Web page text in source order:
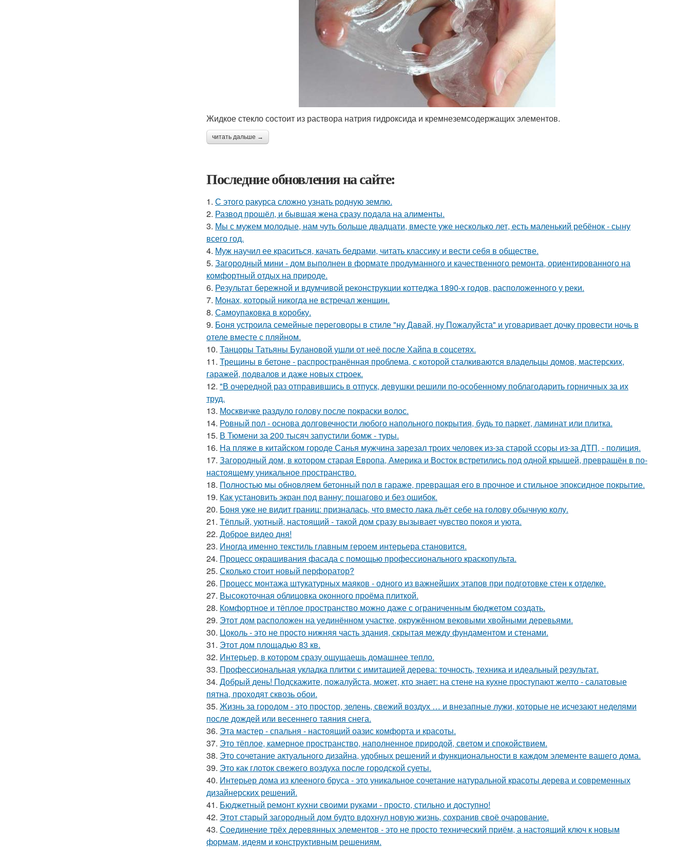
Жидкое стекло состоит из раствора натрия гидроксида и кремнеземсодержащих элементов.
читать дальше →
Последние обновления на сайте:
1. С этого ракурса сложно узнать родную землю.
2. Развод прошёл, и бывшая жена сразу подала на алименты.
3. Мы с мужем молодые, нам чуть больше двадцати, вместе уже несколько лет, есть маленький ребёнок - сыну
всего год.
4. Муж научил ее краситься, качать бедрами, читать классику и вести себя в обществе.
5. Загородный мини - дом выполнен в формате продуманного и качественного ремонта, ориентированного на
комфортный отдых на природе.
6. Результат бережной и вдумчивой реконструкции коттеджа 1890-х годов, расположенного у реки.
7. Монах, который никогда не встречал женщин.
8. Самоупаковка в коробку.
9. Боня устроила семейные переговоры в стиле "ну Давай, ну Пожалуйста" и уговаривает дочку провести ночь в
отеле вместе с пляйном.
10. Танцоры Татьяны Булановой ушли от неё после Хайпа в соцсетях.
11. Трещины в бетоне - распространённая проблема, с которой сталкиваются владельцы домов, мастерских,
гаражей, подвалов и даже новых строек.
12. "В очередной раз отправившись в отпуск, девушки решили по-особенному поблагодарить горничных за их
труд.
13. Москвичке раздуло голову после покраски волос.
14. Ровный пол - основа долговечности любого напольного покрытия, будь то паркет, ламинат или плитка.
15. В Тюмени за 200 тысяч запустили бомж - туры.
16. На пляже в китайском городе Санья мужчина зарезал троих человек из-за старой ссоры из-за ДТП, - полиция.
17. Загородный дом, в котором старая Европа, Америка и Восток встретились под одной крышей, превращён в по-
настоящему уникальное пространство.
18. Полностью мы обновляем бетонный пол в гараже, превращая его в прочное и стильное эпоксидное покрытие.
19. Как установить экран под ванну: пошагово и без ошибок.
20. Боня уже не видит границ: призналась, что вместо лака льёт себе на голову обычную колу.
21. Тёплый, уютный, настоящий - такой дом сразу вызывает чувство покоя и уюта.
22. Доброе видео дня!
23. Иногда именно текстиль главным героем интерьера становится.
24. Процесс окрашивания фасада с помощью профессионального краскопульта.
25. Сколько стоит новый перфоратор?
26. Процесс монтажа штукатурных маяков - одного из важнейших этапов при подготовке стен к отделке.
27. Высокоточная облицовка оконного проёма плиткой.
28. Комфортное и тёплое пространство можно даже с ограниченным бюджетом создать.
29. Этот дом расположен на уединённом участке, окружённом вековыми хвойными деревьями.
30. Цоколь - это не просто нижняя часть здания, скрытая между фундаментом и стенами.
31. Этот дом площадью 83 кв.
32. Интерьер, в котором сразу ощущаешь домашнее тепло.
33. Профессиональная укладка плитки с имитацией дерева: точность, техника и идеальный результат.
34. Добрый день! Подскажите, пожалуйста, может, кто знает: на стене на кухне проступают желто - салатовые
пятна, проходят сквозь обои.
35. Жизнь за городом - это простор, зелень, свежий воздух … и внезапные лужи, которые не исчезают неделями
после дождей или весеннего таяния снега.
36. Эта мастер - спальня - настоящий оазис комфорта и красоты.
37. Это тёплое, камерное пространство, наполненное природой, светом и спокойствием.
38. Это сочетание актуального дизайна, удобных решений и функциональности в каждом элементе вашего дома.
39. Это как глоток свежего воздуха после городской суеты.
40. Интерьер дома из клееного бруса - это уникальное сочетание натуральной красоты дерева и современных
дизайнерских решений.
41. Бюджетный ремонт кухни своими руками - просто, стильно и доступно!
42. Этот старый загородный дом будто вдохнул новую жизнь, сохранив своё очарование.
43. Соединение трёх деревянных элементов - это не просто технический приём, а настоящий ключ к новым
формам, идеям и конструктивным решениям.